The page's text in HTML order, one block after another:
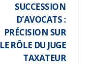
SUCCESSION
D’AVOCATS :
PRÉCISION SUR
LE RÔLE DU JUGE
TAXATEUR